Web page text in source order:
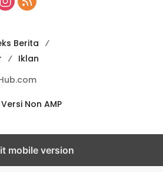
Berita
Iklan
Versi Non AMP
mobile version